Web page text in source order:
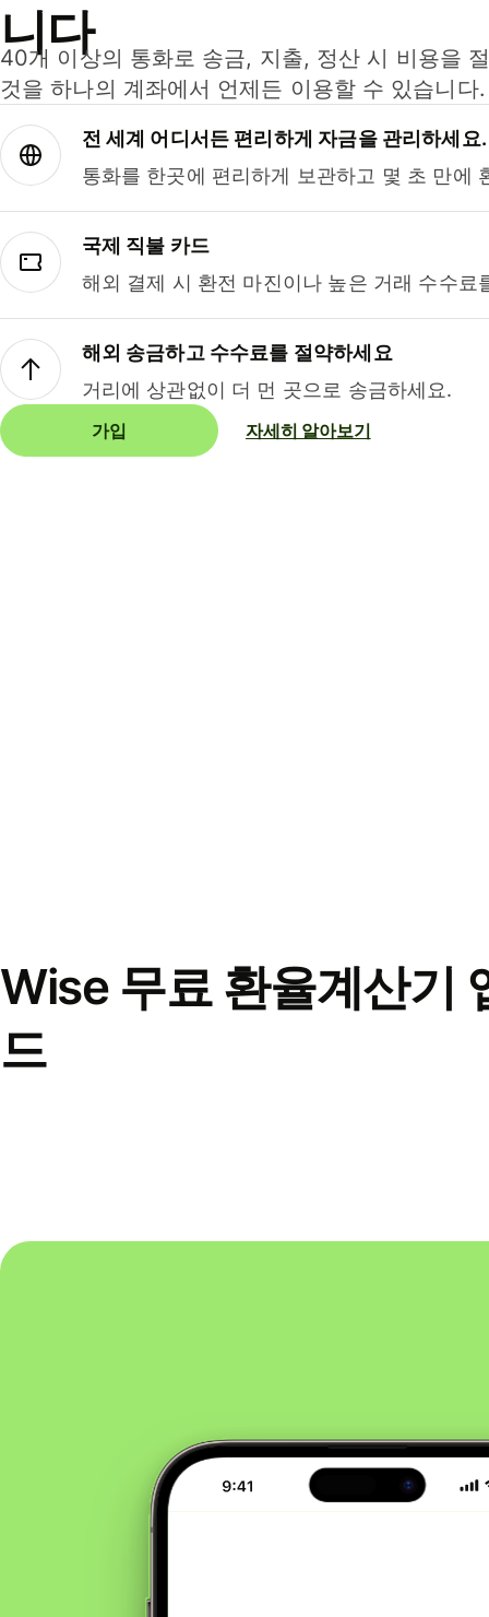
니다
40개 이상의 통화로 송금, 지출, 정산 시 비용을
것을 하나의 계좌에서 언제든 이용할 수 있습니다.
전 세계 어디서든 편리하게 자금을 관리하세요.
통화를 한곳에 편리하게 보관하고 몇 초 만에
국제 직불 카드
해외 결제 시 환전 마진이나 높은 거래 수수료
해외 송금하고 수수료를 절약하세요
거리에 상관없이 더 먼 곳으로 송금하세요.
가입 자세히 알아보기
Wise 무료 환율계산기
드